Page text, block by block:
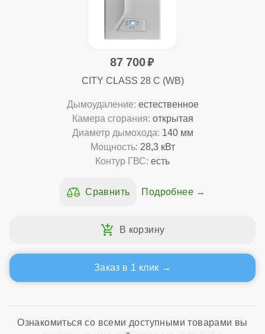
87 700
CITY CLASS 28 C (WB)
Дымоудаление: естественное
Камера сгорания: открытая
Диаметр дымохода: 140 мм
Мощность: 28,3 кВт
Контур ГВС: есть
Подробнее
Заказ в 1 клик
Ознакомиться со всеми доступными товарами вы